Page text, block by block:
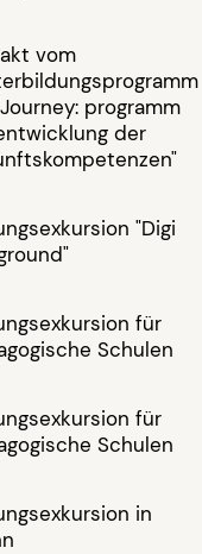
vom
programm
der
"Digi
für
Schulen
für
Schulen
in